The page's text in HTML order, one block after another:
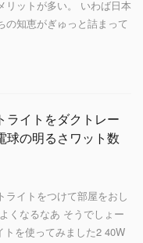
リットが多い。 いわば日本
の知恵がぎゅっと詰まって
ライトをダクトレー
球の明るさワット数
ライトをつけて部屋をおし
くなるなあ そうでしょー
を使ってみました2 40W